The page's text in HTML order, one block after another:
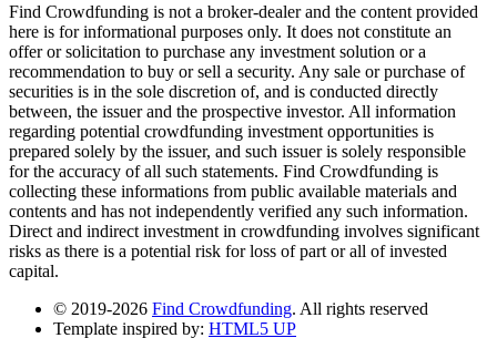
Find Crowdfunding is not a broker-dealer and the content provided
here is for informational purposes only. It does not constitute an
offer or solicitation to purchase any investment solution or a
recommendation to buy or sell a security. Any sale or purchase of
securities is in the sole discretion of, and is conducted directly
between, the issuer and the prospective investor. All information
regarding potential crowdfunding investment opportunities is
prepared solely by the issuer, and such issuer is solely responsible
for the accuracy of all such statements. Find Crowdfunding is
collecting these informations from public available materials and
contents and has not independently verified any such information.
Direct and indirect investment in crowdfunding involves significant
risks as there is a potential risk for loss of part or all of invested
capital.
© 2019-2026 Find Crowdfunding. All rights reserved
Template inspired by: HTML5 UP